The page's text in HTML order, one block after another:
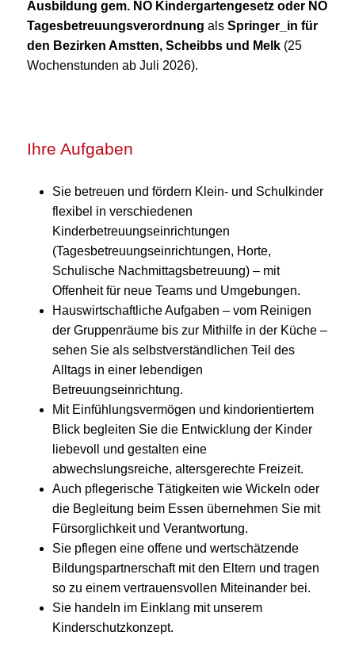
Ausbildung gem. NÖ Kindergartengesetz oder NÖ
Tagesbetreuungsverordnung als Springer_in für
den Bezirken Amstten, Scheibbs und Melk (25
Wochenstunden ab Juli 2026).
Ihre Aufgaben
Sie betreuen und fördern Klein- und Schulkinder
flexibel in verschiedenen
Kinderbetreuungseinrichtungen
(Tagesbetreuungseinrichtungen, Horte,
Schulische Nachmittagsbetreuung) – mit
Offenheit für neue Teams und Umgebungen.
Hauswirtschaftliche Aufgaben – vom Reinigen
der Gruppenräume bis zur Mithilfe in der Küche –
sehen Sie als selbstverständlichen Teil des
Alltags in einer lebendigen
Betreuungseinrichtung.
Mit Einfühlungsvermögen und kindorientiertem
Blick begleiten Sie die Entwicklung der Kinder
liebevoll und gestalten eine
abwechslungsreiche, altersgerechte Freizeit.
Auch pflegerische Tätigkeiten wie Wickeln oder
die Begleitung beim Essen übernehmen Sie mit
Fürsorglichkeit und Verantwortung.
Sie pflegen eine offene und wertschätzende
Bildungspartnerschaft mit den Eltern und tragen
so zu einem vertrauensvollen Miteinander bei.
Sie handeln im Einklang mit unserem
Kinderschutzkonzept.